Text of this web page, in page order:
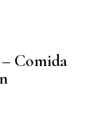
Comida